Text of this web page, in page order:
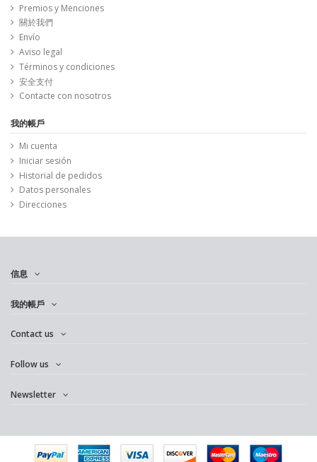
Premios y Menciones
關於我們
Envío
Aviso legal
Términos y condiciones
安全支付
Contacte con nosotros
我的帳戶
Mi cuenta
Iniciar sesión
Historial de pedidos
Datos personales
Direcciones
信息
我的帳戶
Contact us
Follow us
Newsletter